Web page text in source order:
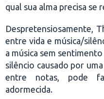
qual sua alma precisa se
Despretensiosamente,
entre vida e música/
a música sem
silêncio causado por
entre notas, pode
adormecida.